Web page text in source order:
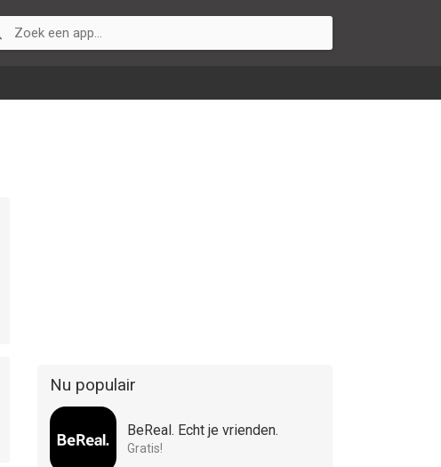
Nu populair
BeReal. Echt je vrienden.
Gratis!